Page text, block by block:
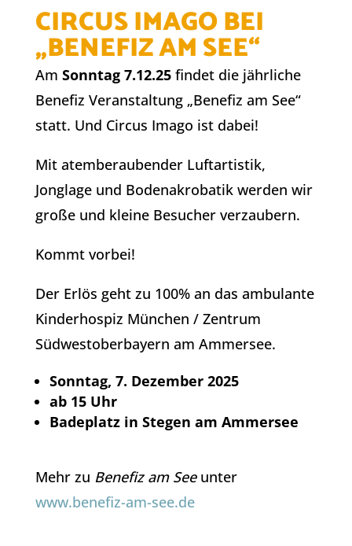
CIRCUS IMAGO BEI
„BENEFIZ AM SEE“
Am Sonntag 7.12.25findet die jährliche
Benefiz Veranstaltung „Benefiz am See“
statt. Und Circus Imago ist dabei!
Mit atemberaubender Luftartistik,
Jonglage und Bodenakrobatik werden wir
große und kleine Besucher verzaubern.
Kommt vorbei!
Der Erlös geht zu 100% an das ambulante
Kinderhospiz München / Zentrum
Südwestoberbayern am Ammersee.
Sonntag, 7. Dezember 2025
ab 15 Uhr
Badeplatz in Stegen am Ammersee
Mehr zu Benefiz am Seeunter
www.benefiz-am-see.de